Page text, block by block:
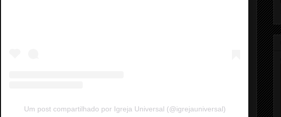
Um post compartilhado por Igreja Universal (@igrejauniversal)